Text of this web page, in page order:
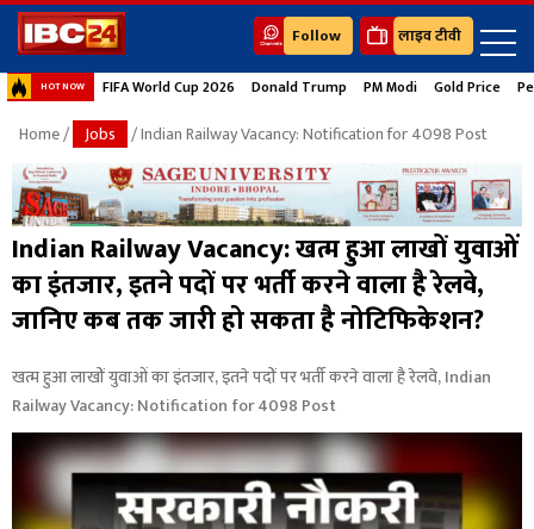
Follow लाइव टीवी
HOT NOW FIFA World Cup 2026 Donald Trump PM Modi Gold Price
Home/ Jobs / Indian Railway Vacancy: Notification for 4098 Post
Indian Railway Vacancy: खत्म हुआ लाखों युवाओं
का इंतजार, इतने पदों पर भर्ती करने वाला है रेलवे,
जानिए कब तक जारी हो सकता है नोटिफिकेशन?
खत्म हुआ लाखों युवाओं का इंतजार, इतने पदों पर भर्ती करने वाला है रेलवे, Indian
Railway Vacancy: Notification for 4098 Post